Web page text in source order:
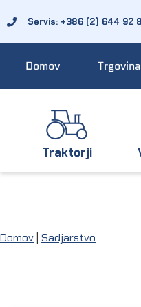
Servis: +386 (2) 644 92
Domov Trgovina
Traktorji
Domov Sadjarstvo